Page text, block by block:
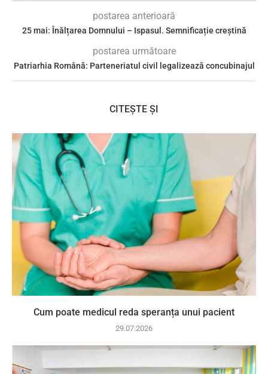
postarea anterioară
25 mai: Înălțarea Domnului – Ispasul. Semnificație creștină
postarea următoare
Patriarhia Română: Parteneriatul civil legalizează concubinajul
CITEȘTE ȘI
Cum poate medicul reda speranța unui pacient
29.07.2026